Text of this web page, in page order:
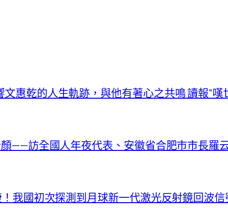
惠乾的人生軌跡，與他有著心之共鳴 讀報“嘆
——訪全國人年夜代表、安徽省合肥市市長羅
我國初次探測到月球新一代激光反射鏡回波信